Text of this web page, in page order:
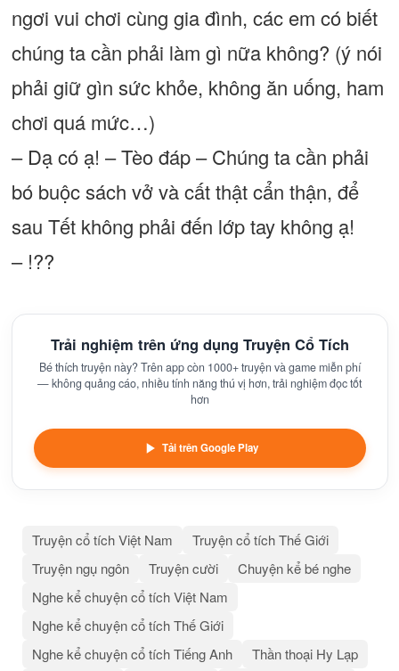
ngơi vui chơi cùng gia đình, các em có biết
chúng ta cần phải làm gì nữa không? (ý nói
phải giữ gìn sức khỏe, không ăn uống, ham
chơi quá mức…)
– Dạ có ạ! – Tèo đáp – Chúng ta cần phải
bó buộc sách vở và cất thật cẩn thận, để
sau Tết không phải đến lớp tay không ạ!
– !??
Trải nghiệm trên ứng dụng Truyện Cổ Tích
Bé thích truyện này? Trên app còn 1000+ truyện và game miễn phí
— không quảng cáo, nhiều tính năng thú vị hơn, trải nghiệm đọc tốt
hơn
Tải trên Google Play
Truyện cổ tích Việt Nam
Truyện cổ tích Thế Giới
Truyện ngụ ngôn
Truyện cười
Chuyện kể bé nghe
Nghe kể chuyện cổ tích Việt Nam
Nghe kể chuyện cổ tích Thế Giới
Nghe kể chuyện cổ tích Tiếng Anh
Thần thoại Hy Lạp